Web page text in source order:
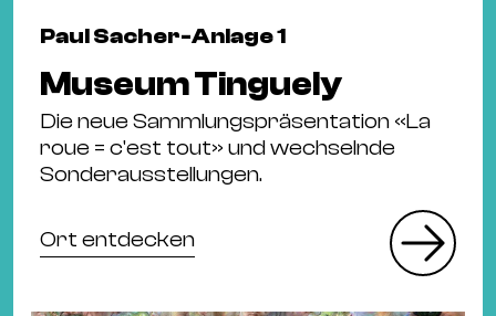
Paul Sacher-Anlage 1
Museum Tinguely
Die neue Sammlungspräsentation «La
roue = c'est tout» und wechselnde
Sonderausstellungen.
Ort entdecken